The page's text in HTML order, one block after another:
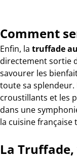
Comment
Enfin, la truffade
directement sortie
savourer les
toute sa
croustillants et les
dans une
la cuisine française
La